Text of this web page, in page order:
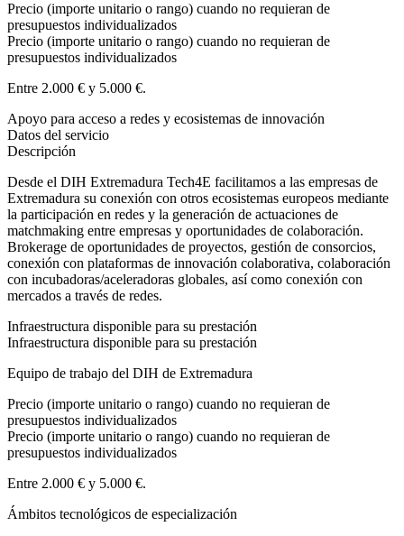
Precio (importe unitario o rango) cuando no requieran de
presupuestos individualizados
Precio (importe unitario o rango) cuando no requieran de
presupuestos individualizados
Entre 2.000 € y 5.000 €.
Apoyo para acceso a redes y ecosistemas de innovación
Datos del servicio
Descripción
Desde el DIH Extremadura Tech4E facilitamos a las empresas de
Extremadura su conexión con otros ecosistemas europeos mediante
la participación en redes y la generación de actuaciones de
matchmaking entre empresas y oportunidades de colaboración.
Brokerage de oportunidades de proyectos, gestión de consorcios,
conexión con plataformas de innovación colaborativa, colaboración
con incubadoras/aceleradoras globales, así como conexión con
mercados a través de redes.
Infraestructura disponible para su prestación
Infraestructura disponible para su prestación
Equipo de trabajo del DIH de Extremadura
Precio (importe unitario o rango) cuando no requieran de
presupuestos individualizados
Precio (importe unitario o rango) cuando no requieran de
presupuestos individualizados
Entre 2.000 € y 5.000 €.
Ámbitos tecnológicos de especialización